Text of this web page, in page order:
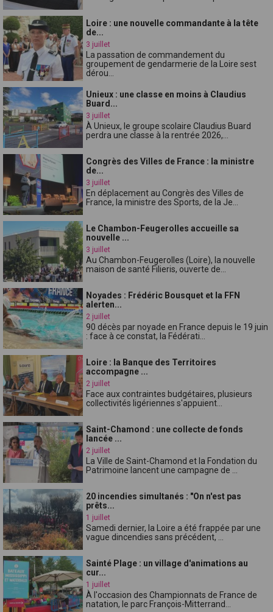
Loire : une nouvelle commandante à la tête
de...
3 juillet
La passation de commandement du
groupement de gendarmerie de la Loire sest
dérou...
Unieux : une classe en moins à Claudius
Buard...
3 juillet
À Unieux, le groupe scolaire Claudius Buard
perdra une classe à la rentrée 2026,...
Congrès des Villes de France : la ministre
de...
3 juillet
En déplacement au Congrès des Villes de
France, la ministre des Sports, de la Je...
Le Chambon-Feugerolles accueille sa
nouvelle ...
3 juillet
Au Chambon-Feugerolles (Loire), la nouvelle
maison de santé Filieris, ouverte de...
Noyades : Frédéric Bousquet et la FFN
alerten...
2 juillet
90 décès par noyade en France depuis le 19 juin
: face à ce constat, la Fédérati...
Loire : la Banque des Territoires
accompagne ...
2 juillet
Face aux contraintes budgétaires, plusieurs
collectivités ligériennes s'appuient...
Saint-Chamond : une collecte de fonds
lancée ...
2 juillet
La Ville de Saint-Chamond et la Fondation du
Patrimoine lancent une campagne de ...
20 incendies simultanés : "On n'est pas
prêts...
1 juillet
Samedi dernier, la Loire a été frappée par une
vague dincendies sans précédent, ...
Sainté Plage : un village d'animations au
cur...
1 juillet
À l'occasion des Championnats de France de
natation, le parc François-Mitterrand...